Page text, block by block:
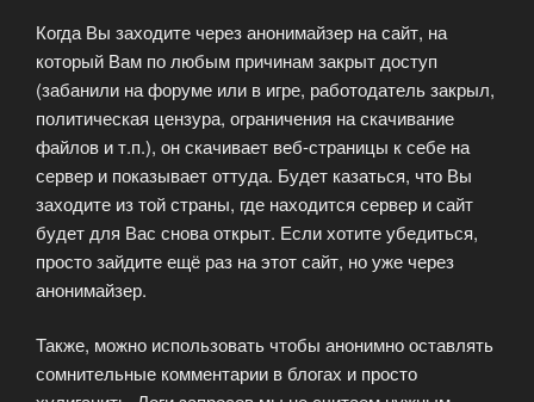
Когда Вы заходите через анонимайзер на сайт, на
который Вам по любым причинам закрыт доступ
(забанили на форуме или в игре, работодатель закрыл,
политическая цензура, ограничения на скачивание
файлов и т.п.), он скачивает веб-страницы к себе на
сервер и показывает оттуда. Будет казаться, что Вы
заходите из той страны, где находится сервер и сайт
будет для Вас снова открыт. Если хотите убедиться,
просто зайдите ещё раз на этот сайт, но уже через
анонимайзер.
Также, можно использовать чтобы анонимно оставлять
сомнительные комментарии в блогах и просто